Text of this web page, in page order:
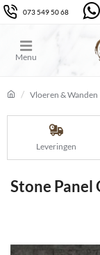
073 549 50 68
Vloeren & Wanden
Leveringen
Stone Panel